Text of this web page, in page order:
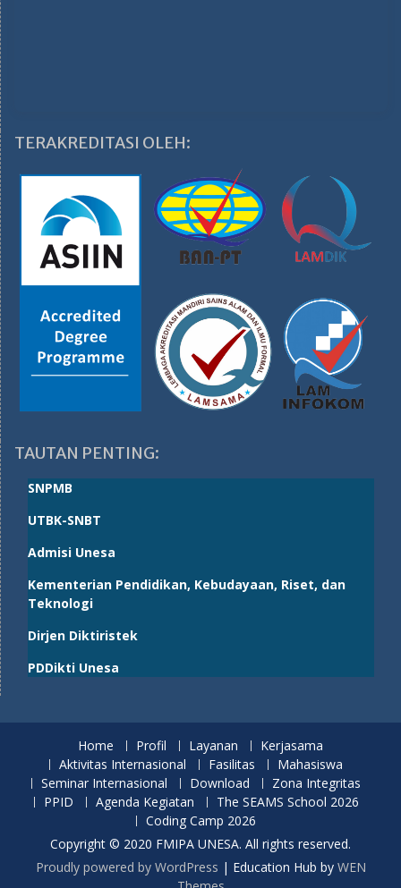
TERAKREDITASI OLEH:
TAUTAN PENTING:
SNPMB
UTBK-SNBT
Admisi Unesa
Kementerian Pendidikan, Kebudayaan, Riset, dan
Teknologi
Dirjen Diktiristek
PDDikti Unesa
Home Profil Layanan
Kerjasama
Aktivitas Internasional
Fasilitas
Mahasiswa
Seminar Internasional
Download
Zona Integritas
PPID
Agenda Kegiatan
The SEAMS School 2026
Coding Camp 2026
Copyright © 2020 FMIPA UNESA. All rights reserved.
Proudly powered by WordPress | Education Hub by WEN